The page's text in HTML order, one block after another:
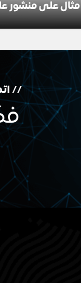
مثال على منشور
//